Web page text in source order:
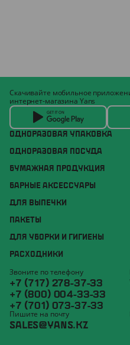
ОДНОРАЗОВАЯ УПАКОВКА
ОДНОРАЗОВАЯ ПОСУДА
БУМАЖНАЯ ПРОДУКЦИЯ
БАРНЫЕ АКСЕССУАРЫ
ДЛЯ ВЫПЕЧКИ
ПАКЕТЫ
ДЛЯ УБОРКИ И ГИГИЕНЫ
РАСХОДНИКИ
Скачивайте мобильное
интернет-магазина Yans
Звоните по телефону
+7 (717) 278-37-33
+7 (800) 004-33-33
+7 (701) 073-37-33
Пишите на почту
SALES@YANS.KZ